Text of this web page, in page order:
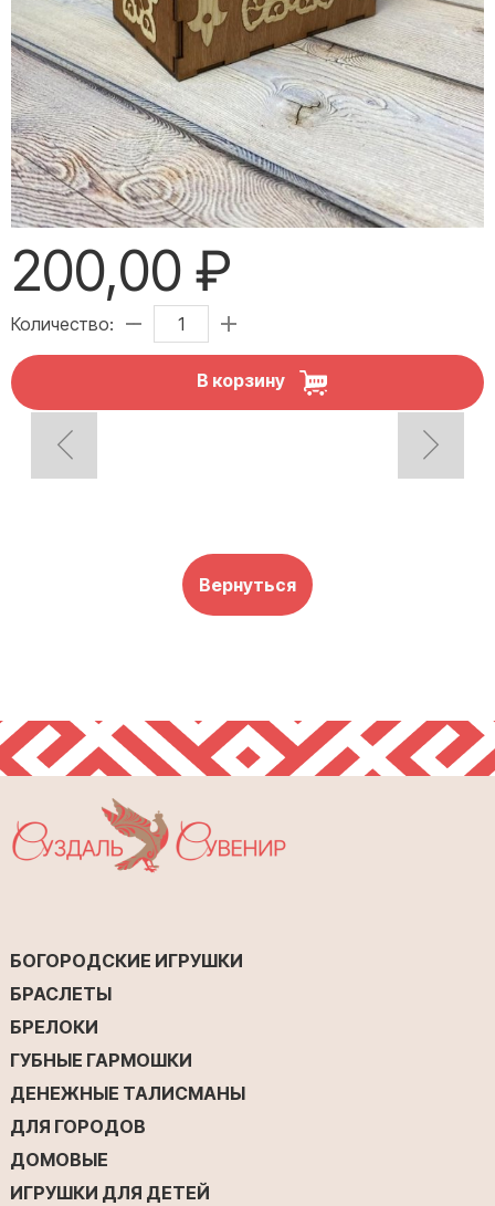
200,00 ₽
Количество:
В корзину
Вернуться
БОГОРОДСКИЕ ИГРУШКИ
БРАСЛЕТЫ
БРЕЛОКИ
ГУБНЫЕ ГАРМОШКИ
ДЕНЕЖНЫЕ ТАЛИСМАНЫ
ДЛЯ ГОРОДОВ
ДОМОВЫЕ
ИГРУШКИ ДЛЯ ДЕТЕЙ